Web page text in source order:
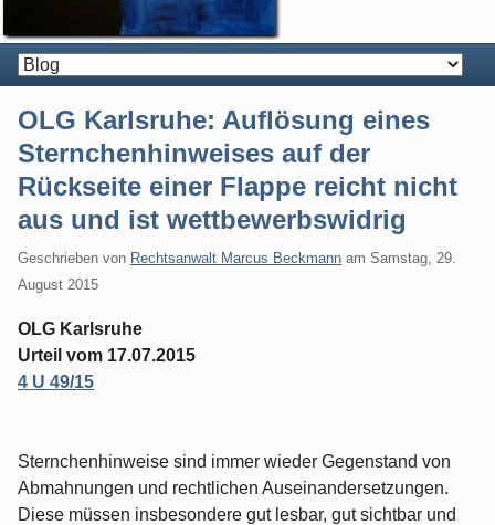
OLG Karlsruhe: Auflösung eines
Sternchenhinweises auf der
Rückseite einer Flappe reicht nicht
aus und ist wettbewerbswidrig
Geschrieben von Rechtsanwalt Marcus Beckmann am Samstag, 29.
August 2015
OLG Karlsruhe
Urteil vom 17.07.2015
4 U 49/15
Sternchenhinweise sind immer wieder Gegenstand von
Abmahnungen und rechtlichen Auseinandersetzungen.
Diese müssen insbesondere gut lesbar, gut sichtbar und